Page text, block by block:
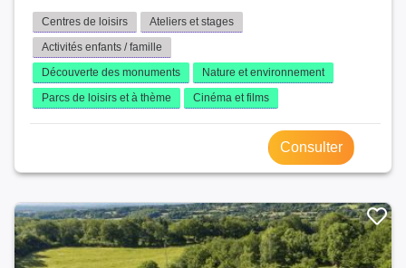
Centres de loisirs
Ateliers et stages
Activités enfants / famille
Découverte des monuments
Nature et environnement
Parcs de loisirs et à thème
Cinéma et films
Consulter